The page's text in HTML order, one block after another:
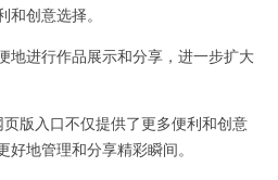
创意选择。
进行作品展示和分享，进一步扩大
入口不仅提供了更多便利和创意
地管理和分享精彩瞬间。